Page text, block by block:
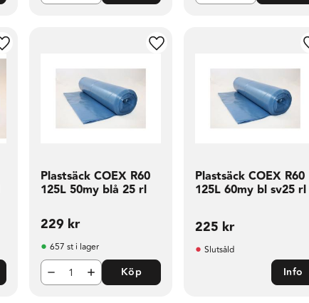
Lägg till i favoriter
Plastsäck COEX R60
125L 50my blå 25 rl
229 kr
Lägg till i favoriter
657 st i lager
Köp
Plastsäck COEX R60
125L 60my bl sv25 rl
225 kr
Slutsåld
Info